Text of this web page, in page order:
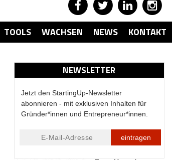
TOOLS WACHSEN NEWS KONTAKT
NEWSLETTER
Jetzt den StartingUp-Newsletter
abonnieren - mit exklusiven Inhalten für
Gründer*innen und Entrepreneur*innen.
eintragen